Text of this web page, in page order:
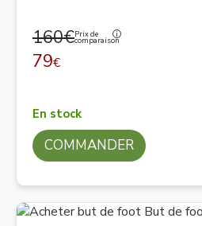
160€Prix de
comparaison
79€
En stock
COMMANDER